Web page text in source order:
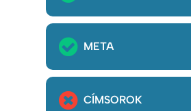
META
CÍMSOROK